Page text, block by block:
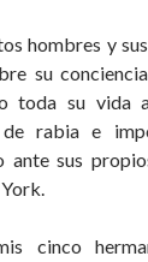
hombres y
su
toda su vida
rabia e
ante sus
cinco